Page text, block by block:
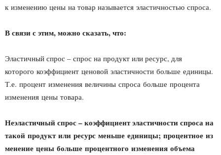
к изменению цены на товар называется эластичностью спроса.
В связи с этим, можно сказать, что:
Эластичный спрос – спрос на продукт или ресурс, для
которого коэффициент ценовой эластичности больше единицы.
Т.е. процент изменения величины спроса больше процента
изменения цены товара.
Неэластичный спрос – коэффициент эластичности спроса на
такой продукт или ресурс меньше единицы; процентное из
менение цены больше процентного изменения объема